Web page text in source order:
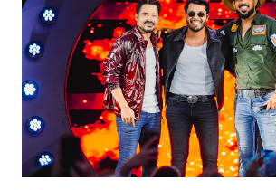
Marini Eventos — empresa com ampla
de grandes festivais pelo Brasil, como a
(Feira Agropecuária e Industrial de Leme) no
Pontal Rodeo Music reforça mais uma vez
social: os ingressos poderão ser trocados
não perecível. Toda a arr...